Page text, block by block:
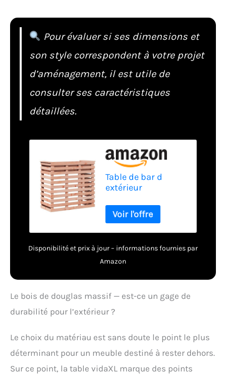
Pour évaluer si ses dimensions et
son style correspondent à votre projet
d’aménagement, il est utile de
consulter ses caractéristiques
détaillées.
Table de bar d
extérieur
bois massif de
douglas
Disponibilité et prix à jour – informations fournies par
Amazon
Le bois de douglas massif — est-ce un gage de
durabilité pour l’extérieur ?
Le choix du matériau est sans doute le point le plus
déterminant pour un meuble destiné à rester dehors.
Sur ce point, la table vidaXL marque des points